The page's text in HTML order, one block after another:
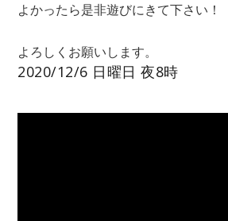
よかったら是非遊びにきて下さい！
よろしくお願いします。
2020/12/6 日曜日 夜8時